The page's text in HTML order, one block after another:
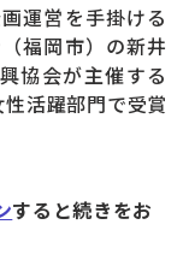
運営を手掛ける
福岡市）の新井
協会が主催する
活躍部門で受賞
すると続きをお